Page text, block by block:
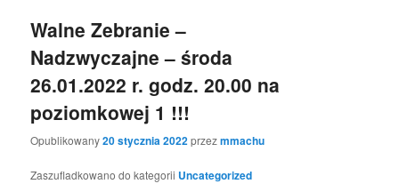
Walne Zebranie –
Nadzwyczajne – środa
26.01.2022 r. godz. 20.00 na
poziomkowej 1 !!!
Opublikowany20 stycznia 2022przezmmachu
Zaszufladkowano do kategorii Uncategorized